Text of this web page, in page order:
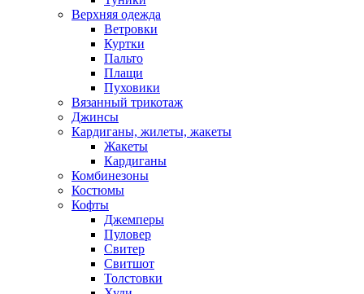
Верхняя одежда
Ветровки
Куртки
Пальто
Плащи
Пуховики
Вязанный трикотаж
Джинсы
Кардиганы, жилеты, жакеты
Жакеты
Кардиганы
Комбинезоны
Костюмы
Кофты
Джемперы
Пуловер
Свитер
Свитшот
Толстовки